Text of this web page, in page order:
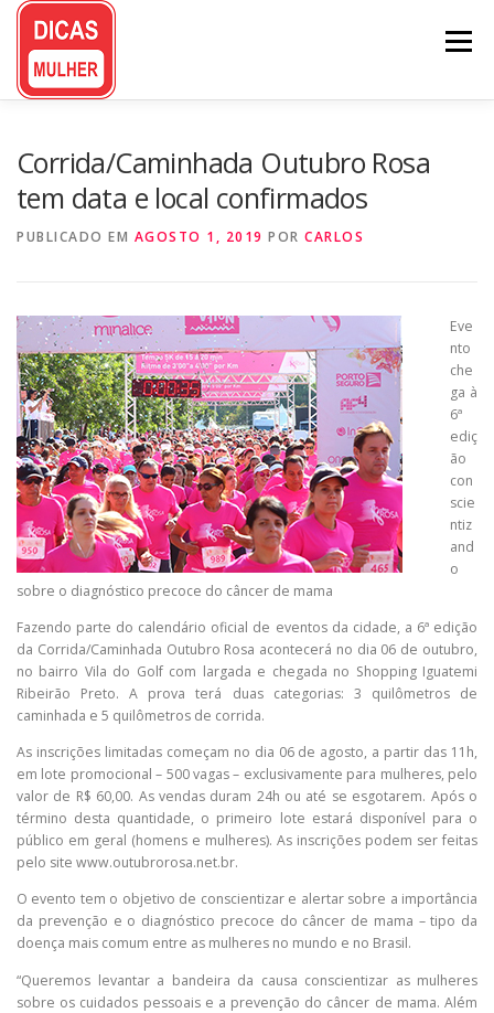
Pular
conteúdo
Menu
Corrida/Caminhada Outubro Rosa
tem data e local confirmados
PUBLICADO EM AGOSTO 1, 2019 POR CARLOS
Eve
nto
che
ga à
6ª
ediç
ão
con
scie
ntiz
and
o
sobre o diagnóstico precoce do câncer de mama
Fazendo parte do calendário oficial de eventos da cidade, a 6ª edição
da Corrida/Caminhada Outubro Rosa acontecerá no dia 06 de outubro,
no bairro Vila do Golf com largada e chegada no Shopping Iguatemi
Ribeirão Preto. A prova terá duas categorias: 3 quilômetros de
caminhada e 5 quilômetros de corrida.
As inscrições limitadas começam no dia 06 de agosto, a partir das 11h,
em lote promocional – 500 vagas – exclusivamente para mulheres, pelo
valor de R$ 60,00. As vendas duram 24h ou até se esgotarem. Após o
término desta quantidade, o primeiro lote estará disponível para o
público em geral (homens e mulheres). As inscrições podem ser feitas
pelo site www.outubrorosa.net.br.
O evento tem o objetivo de conscientizar e alertar sobre a importância
da prevenção e o diagnóstico precoce do câncer de mama – tipo da
doença mais comum entre as mulheres no mundo e no Brasil.
“Queremos levantar a bandeira da causa conscientizar as mulheres
sobre os cuidados pessoais e a prevenção do câncer de mama. Além